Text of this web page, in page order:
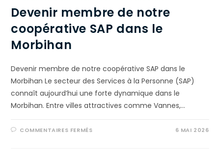
Devenir membre de notre
coopérative SAP dans le
Morbihan
Devenir membre de notre coopérative SAP dans le
Morbihan Le secteur des Services à la Personne (SAP)
connaît aujourd’hui une forte dynamique dans le
Morbihan. Entre villes attractives comme Vannes,…
COMMENTAIRES FERMÉS 6 MAI 2026